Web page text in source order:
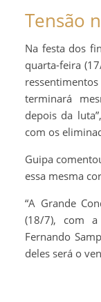
Tensão
Na festa dos
quarta-feira
terminará
depois da
com os
Guipa
essa mesma
“A Grande
(18/7), com a
Fernando
deles será o